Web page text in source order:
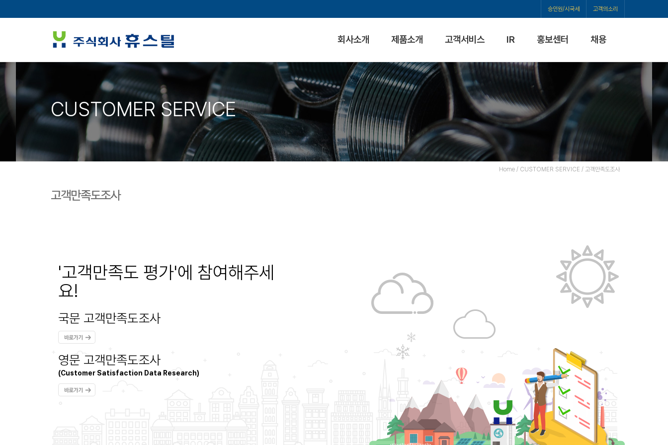
승인원/시국세 고객의소리
회사소개 제품소개 고객서비스 IR 홍보센터 채용
CUSTOMER SERVICE
Home / CUSTOMER SERVICE / 고객만족도조사
고객만족도조사
'고객만족도 평가'에 참여해주세
요!
국문 고객만족도조사
영문 고객만족도조사
(Customer Satisfaction Data Research)